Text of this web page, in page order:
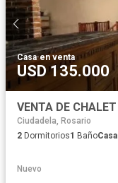
Casa·en venta
USD 135.000
Ciudadela, Rosario
2 Dormitorios1 BañoCasa
Nuevo